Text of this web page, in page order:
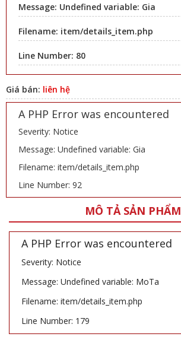
Message: Undefined variable: Gia
Filename: item/details_item.php
Line Number: 80
Giá bán: liên hệ
A PHP Error was encountered
Severity: Notice
Message: Undefined variable: Gia
Filename: item/details_item.php
Line Number: 92
MÔ TẢ SẢN PHẨM
A PHP Error was encountered
Severity: Notice
Message: Undefined variable: MoTa
Filename: item/details_item.php
Line Number: 179